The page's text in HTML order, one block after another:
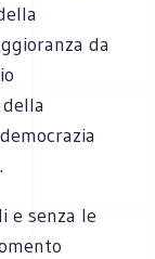
da
e senza le